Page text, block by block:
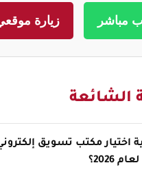
مباشر زيارة
الشائعة
اختيار مكتب تسويق
2026؟